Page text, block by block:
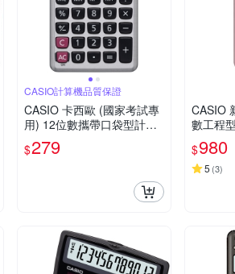
CASIO計算機品質保證
CASIO 卡西歐 (國家考試專
用) 12位數攜帶口袋型計算
機SX-320P
$279
CASIO
數工程
1ES
粉紅色
$980
5 (3)